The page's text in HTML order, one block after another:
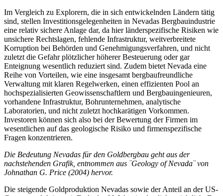
Im Vergleich zu Explorern, die in sich entwickelnden Ländern tätig
sind, stellen Investitionsgelegenheiten in Nevadas Bergbauindustrie
eine relativ sichere Anlage dar, da hier länderspezifische Risiken wie
unsichere Rechtslagen, fehlende Infrastruktur, weitverbreitete
Korruption bei Behörden und Genehmigungsverfahren, und nicht
zuletzt die Gefahr plötzlicher höherer Besteuerung oder gar
Enteignung wesentlich reduziert sind. Zudem bietet Nevada eine
Reihe von Vorteilen, wie eine insgesamt bergbaufreundliche
Verwaltung mit klaren Regelwerken, einen effizienten Pool an
hochspezialisierten Geowissenschaftlern und Bergbauingenieuren,
vorhandene Infrastruktur, Bohrunternehmen, analytische
Laboratorien, und nicht zuletzt hochkarätigen Vorkommen.
Investoren können sich also bei der Bewertung der Firmen im
wesentlichen auf das geologische Risiko und firmenspezifische
Fragen konzentrieren.
Die Bedeutung Nevadas für den Goldbergbau geht aus der
nachstehenden Grafik, entnommen aus ¨Geology of Nevada¨ von
Johnathan G. Price (2004) hervor.
Die steigende Goldproduktion Nevadas sowie der Anteil an der US-